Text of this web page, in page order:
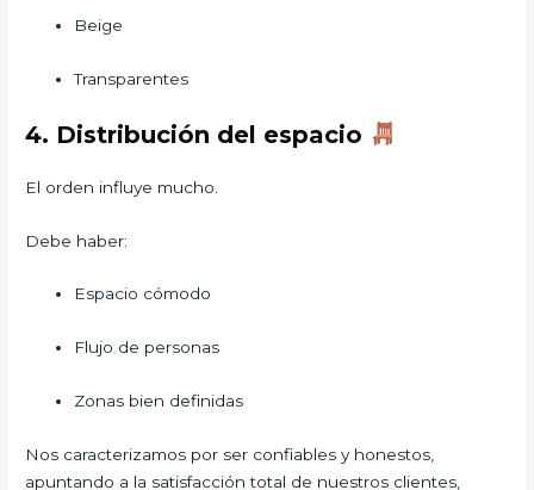
Beige
Transparentes
4. Distribución del espacio
El orden influye mucho.
Debe haber:
Espacio cómodo
Flujo de personas
Zonas bien definidas
Nos caracterizamos por ser confiables y honestos,
apuntando a la satisfacción total de nuestros clientes,